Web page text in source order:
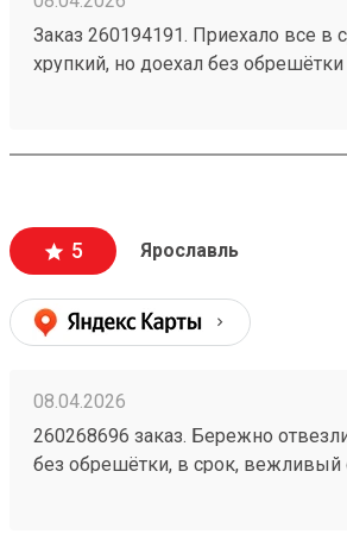
Заказ 260194191. Приехало все в
хрупкий, но доехал без
цена!
5 Ярославль
08.04.2026
260268696 заказ. Бережно
без обрешётки, в срок, вежливый